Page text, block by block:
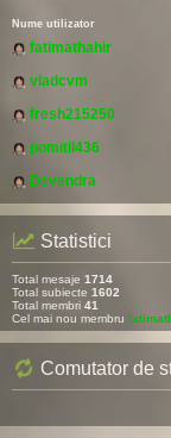
Nume utilizator
fatimathahir
vladcvm
fresh215250
pomitil436
Devendra
Statistici
Total mesaje 1714
Total subiecte 1602
Total membri 41
Cel mai nou membru
Comutator de